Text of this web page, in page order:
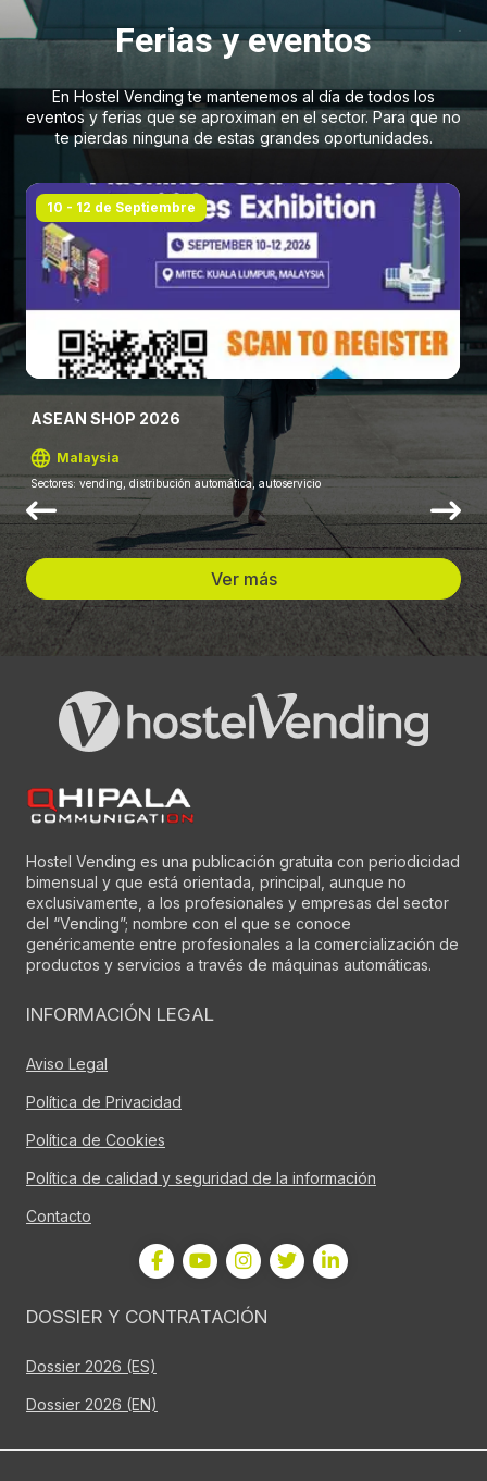
Ferias y eventos
En Hostel Vending te mantenemos al día de todos los
eventos y ferias que se aproximan en el sector. Para que no
te pierdas ninguna de estas grandes oportunidades.
10 - 12 de Septiembre
ASEAN SHOP 2026
Malaysia
Sectores: vending, distribución automática, autoservicio
Ver más
Hostel Vending es una publicación gratuita con periodicidad
bimensual y que está orientada, principal, aunque no
exclusivamente, a los profesionales y empresas del sector
del “Vending”; nombre con el que se conoce
genéricamente entre profesionales a la comercialización de
productos y servicios a través de máquinas automáticas.
INFORMACIÓN LEGAL
Aviso Legal
Política de Privacidad
Política de Cookies
Política de calidad y seguridad de la información
Contacto
DOSSIER Y CONTRATACIÓN
Dossier 2026 (ES)
Dossier 2026 (EN)